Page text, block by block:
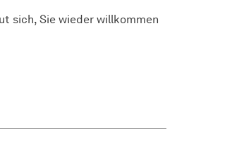
sich, Sie wieder willkommen